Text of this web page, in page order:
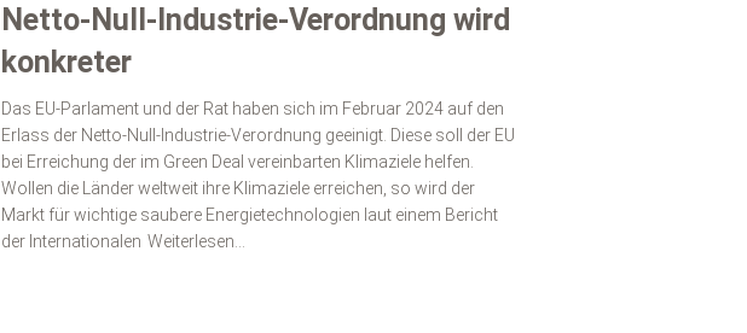
Netto-Null-Industrie-Verordnung wird
konkreter
Das EU-Parlament und der Rat haben sich im Februar 2024 auf den
Erlass der Netto-Null-Industrie-Verordnung geeinigt. Diese soll der EU
bei Erreichung der im Green Deal vereinbarten Klimaziele helfen.
Wollen die Länder weltweit ihre Klimaziele erreichen, so wird der
Markt für wichtige saubere Energietechnologien laut einem Bericht
der Internationalen Weiterlesen…